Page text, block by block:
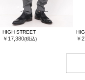
HIGH STREET
￥17,380(税込) ￥